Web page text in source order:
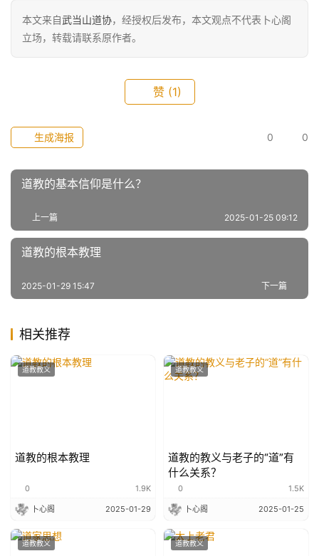
本文来自武当山道协，经授权后发布，本文观点不代表卜心阁
立场，转载请联系原作者。
赞 (1)
0 0
生成海报
道教的基本信仰是什么？
上一篇 2025-01-25 09:12
道教的根本教理
下一篇
2025-01-29 15:47
相关推荐
道教教义
道教的根本教理
0 1.9K
卜心阁 2025-01-29
道教教义
道教的教义与老子的“道”有
什么关系？
0 1.5K
卜心阁 2025-01-25
道教教义 道教教义